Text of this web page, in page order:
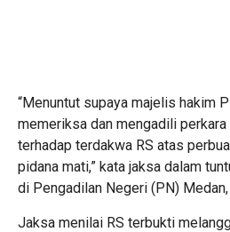
“Menuntut supaya majelis hakim
memeriksa dan mengadili
terhadap terdakwa RS atas
pidana mati,” kata jaksa dalam
di Pengadilan Negeri (PN)
Jaksa menilai RS terbukti